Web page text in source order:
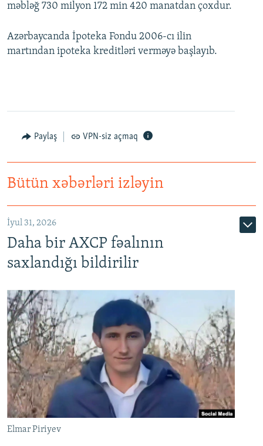
məbləğ 730 milyon 172 min 420 manatdan çoxdur.
Azərbaycanda İpoteka Fondu 2006-cı ilin
martından ipoteka kreditləri verməyə başlayıb.
Paylaş VPN-siz açmaq
Bütün xəbərləri izləyin
İyul 31, 2026
Daha bir AXCP fəalının
saxlandığı bildirilir
Elmar Piriyev